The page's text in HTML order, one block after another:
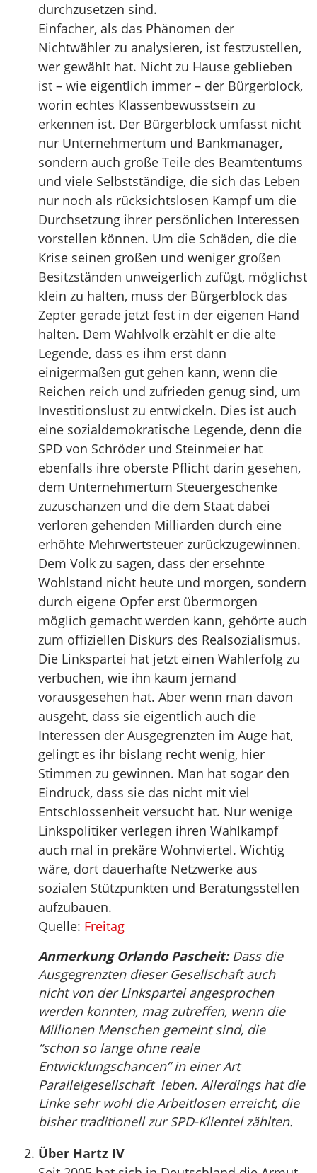
durchzusetzen sind.
Einfacher, als das Phänomen der
Nichtwähler zu analysieren, ist festzustellen,
wer gewählt hat. Nicht zu Hause geblieben
ist – wie eigentlich immer – der Bürgerblock,
worin echtes Klassenbewusstsein zu
erkennen ist. Der Bürgerblock umfasst nicht
nur Unternehmertum und Bankmanager,
sondern auch große Teile des Beamtentums
und viele Selbstständige, die sich das Leben
nur noch als rücksichtslosen Kampf um die
Durchsetzung ihrer persönlichen Interessen
vorstellen können. Um die Schäden, die die
Krise seinen großen und weniger großen
Besitzständen unweigerlich zufügt, möglichst
klein zu halten, muss der Bürgerblock das
Zepter gerade jetzt fest in der eigenen Hand
halten. Dem Wahlvolk erzählt er die alte
Legende, dass es ihm erst dann
einigermaßen gut gehen kann, wenn die
Reichen reich und zufrieden genug sind, um
Investitionslust zu entwickeln. Dies ist auch
eine sozialdemokratische Legende, denn die
SPD von Schröder und Steinmeier hat
ebenfalls ihre oberste Pflicht darin gesehen,
dem Unternehmertum Steuergeschenke
zuzuschanzen und die dem Staat dabei
verloren gehenden Milliarden durch eine
erhöhte Mehrwertsteuer zurückzugewinnen.
Dem Volk zu sagen, dass der ersehnte
Wohlstand nicht heute und morgen, sondern
durch eigene Opfer erst übermorgen
möglich gemacht werden kann, gehörte auch
zum offiziellen Diskurs des Realsozialismus.
Die Linkspartei hat jetzt einen Wahlerfolg zu
verbuchen, wie ihn kaum jemand
vorausgesehen hat. Aber wenn man davon
ausgeht, dass sie eigentlich auch die
Interessen der Ausgegrenzten im Auge hat,
gelingt es ihr bislang recht wenig, hier
Stimmen zu gewinnen. Man hat sogar den
Eindruck, dass sie das nicht mit viel
Entschlossenheit versucht hat. Nur wenige
Linkspolitiker verlegen ihren Wahlkampf
auch mal in prekäre Wohnviertel. Wichtig
wäre, dort dauerhafte Netzwerke aus
sozialen Stützpunkten und Beratungsstellen
aufzubauen.
Quelle: Freitag
Anmerkung Orlando Pascheit:Dass die
Ausgegrenzten dieser Gesellschaft auch
nicht von der Linkspartei angesprochen
werden konnten, mag zutreffen, wenn die
Millionen Menschen gemeint sind, die
“schon so lange ohne reale
Entwicklungschancen” in einer Art
Parallelgesellschaft leben. Allerdings hat die
Linke sehr wohl die Arbeitlosen erreicht, die
bisher traditionell zur SPD-Klientel zählten.
Über Hartz IV